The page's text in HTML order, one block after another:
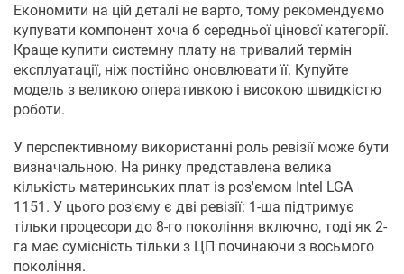
Економити на цій деталі не варто, тому рекомендуємо
купувати компонент хоча б середньої цінової категорії.
Краще купити системну плату на тривалий термін
експлуатації, ніж постійно оновлювати її. Купуйте
модель з великою оперативкою і високою швидкістю
роботи.
У перспективному використанні роль ревізії може бути
визначальною. На ринку представлена велика
кількість материнських плат із роз'ємом Intel LGA
1151. У цього роз'єму є дві ревізії: 1-ша підтримує
тільки процесори до 8-го покоління включно, тоді як 2-
га має сумісність тільки з ЦП починаючи з восьмого
покоління.